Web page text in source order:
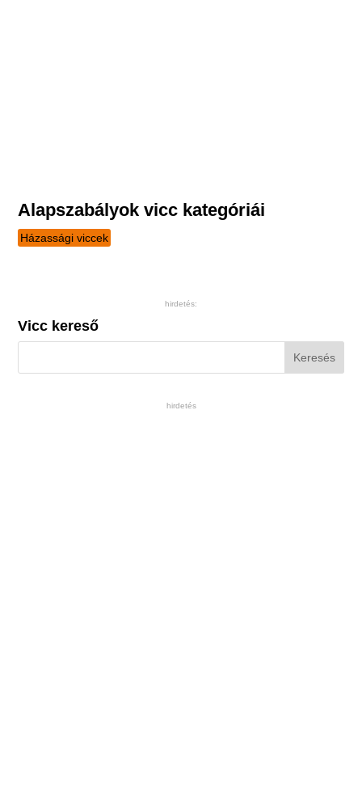
Alapszabályok vicc kategóriái
Házassági viccek
hirdetés:
Vicc kereső
hirdetés